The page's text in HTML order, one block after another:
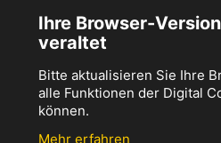
Ihre Browser-
veraltet
Bitte aktualisieren Sie Ihre
alle Funktionen der Digital
können.
Mehr erfahren